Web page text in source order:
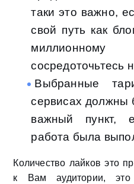
таки это важно,
свой путь как
сосредоточьтесь
Выбранные
сервисах должны
важный пункт,
работа была
Количество лайков это
к Вам аудитории, это